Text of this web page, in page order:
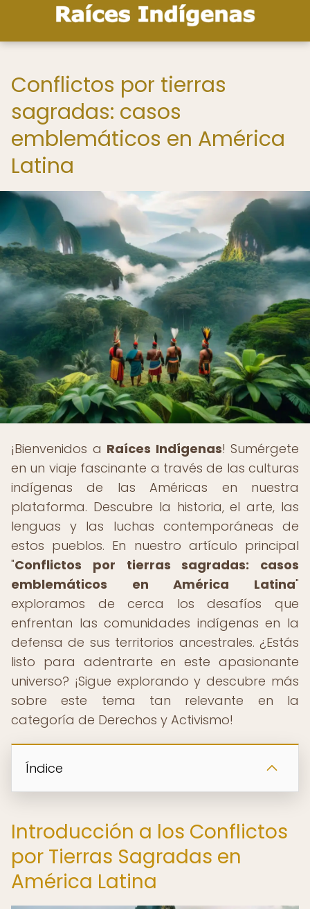
Conflictos por tierras
sagradas: casos
emblemáticos en América
Latina
¡Bienvenidos a Raíces Indígenas! Sumérgete
en un viaje fascinante a través de las culturas
indígenas de las Américas en nuestra
plataforma. Descubre la historia, el arte, las
lenguas y las luchas contemporáneas de
estos pueblos. En nuestro artículo principal
"Conflictos por tierras sagradas: casos
emblemáticos en América Latina"
exploramos de cerca los desafíos que
enfrentan las comunidades indígenas en la
defensa de sus territorios ancestrales. ¿Estás
listo para adentrarte en este apasionante
universo? ¡Sigue explorando y descubre más
sobre este tema tan relevante en la
categoría de Derechos y Activismo!
Índice
Introducción a los Conflictos
por Tierras Sagradas en
América Latina